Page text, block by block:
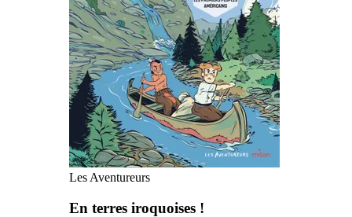
Les Aventureurs
En terres iroquoises !